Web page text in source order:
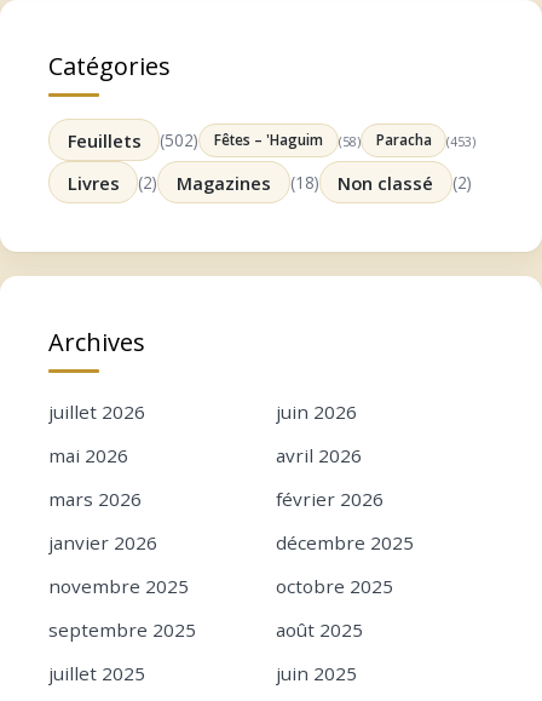
Catégories
Feuillets (502) Fêtes – 'Haguim (58) Paracha (453)
Livres (2) Magazines (18) Non classé (2)
Archives
juillet 2026
juin 2026
mai 2026
avril 2026
mars 2026
février 2026
janvier 2026
décembre 2025
novembre 2025
octobre 2025
septembre 2025
août 2025
juillet 2025
juin 2025